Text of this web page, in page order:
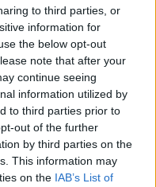
to third parties, or
information for
the below opt-out
note that after your
continue seeing
information utilized by
to third parties prior to
out of the further
by third parties on the
This information may
on the IAB’s List of
că femeia pe
l-a înșelat. El